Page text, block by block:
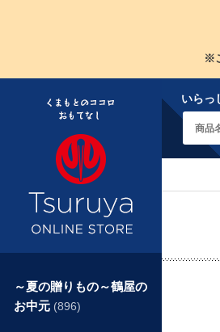
※
いらっ
～夏の贈りもの～鶴屋の
お中元 (896)